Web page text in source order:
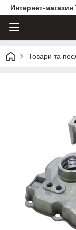
Интернет-
Товари та